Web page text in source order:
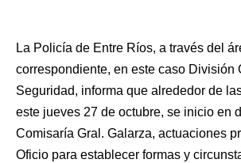
La Policía de Entre Ríos, a través del
correspondiente, en este caso División
Seguridad, informa que alrededor de
este jueves 27 de octubre, se inicio en
Comisaría Gral. Galarza, actuaciones
Oficio para establecer formas y